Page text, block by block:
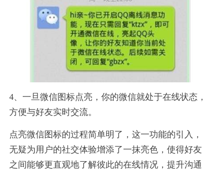
4、一旦微信图标点亮，你的微信就处于在线状态，
方便与好友实时交流。
点亮微信图标的过程简单明了，这一功能的引入，
无疑为用户的社交体验增添了一抹亮色，使得好友
之间能够更直观地了解彼此的在线情况，提升沟通